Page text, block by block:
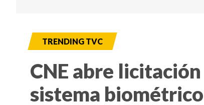
TRENDING TVC
CNE abre
sistema